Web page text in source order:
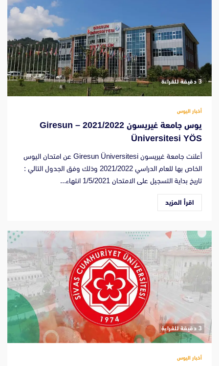
‫3 دقيقة للقراءة
أخبار اليوس
يوس جامعة غيريسون 2021/2022 – Giresun
Üniversitesi YÖS
أعلنت جامعة غيريسون Giresun Üniversitesi عن امتحان اليوس
الخاص بها للعام الدراسي 2021/2022 وذلك وفق الجدول التالي :
تاريخ بداية التسجيل على الامتحان 1/5/2021 انتهاء...
اقرأ المزيد
‫3 دقيقة للقراءة
أخبار اليوس